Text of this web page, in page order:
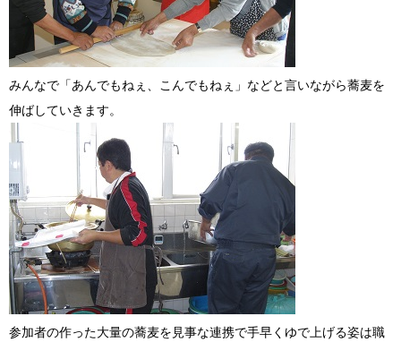
みんなで「あんでもねぇ、こんでもねぇ」などと言いながら蕎麦を
伸ばしていきます。
参加者の作った大量の蕎麦を見事な連携で手早くゆで上げる姿は職